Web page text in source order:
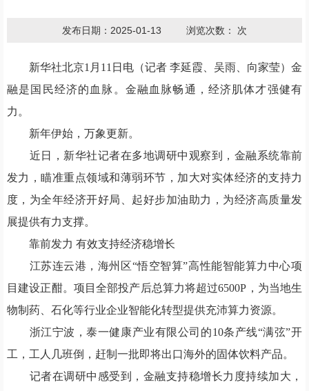
发布日期：2025-01-13 浏览次数： 次
新华社北京1月11日电（记者 李延霞、吴雨、向家莹） 金
融是国民经济的血脉。金融血脉畅通，经济肌体才强健有
力。
新年伊始，万象更新。
近日，新华社记者在多地调研中观察到，金融系统靠前
发力，瞄准重点领域和薄弱环节，加大对实体经济的支持力
度，为全年经济开好局、起好步加油助力，为经济高质量发
展提供有力支撑。
靠前发力 有效支持经济稳增长
江苏连云港，海州区“悟空智算”高性能智能算力中心项
目建设正酣。项目全部投产后总算力将超过6500P，为当地生
物制药、石化等行业企业智能化转型提供充沛算力资源。
浙江宁波，泰一健康产业有限公司的10条产线“满弦”开
工，工人几班倒，赶制一批即将出口海外的固体饮料产品。
记者在调研中感受到，金融支持稳增长力度持续加大，